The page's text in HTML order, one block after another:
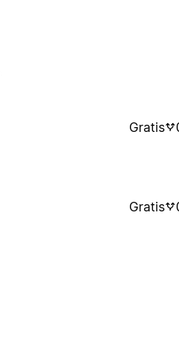
Gratis
Gratis